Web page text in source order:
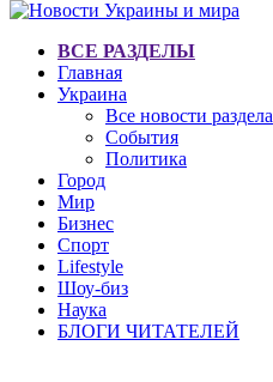
ВСЕ РАЗДЕЛЫ
Главная
Украина
Все новости раздела
События
Политика
Город
Мир
Бизнес
Спорт
Lifestyle
Шоу-биз
Наука
БЛОГИ ЧИТАТЕЛЕЙ